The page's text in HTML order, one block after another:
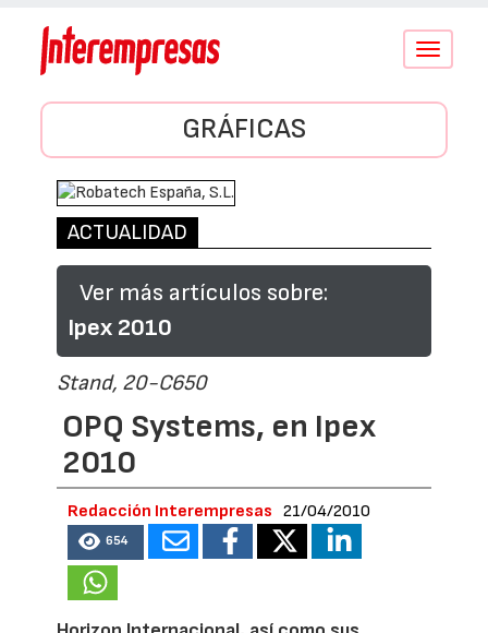
Conmutar
GRÁFICAS
ACTUALIDAD
Ver más artículos sobre:
Ipex 2010
Stand, 20-C650
OPQ Systems, en Ipex
2010
Redacción Interempresas 21/04/2010
654